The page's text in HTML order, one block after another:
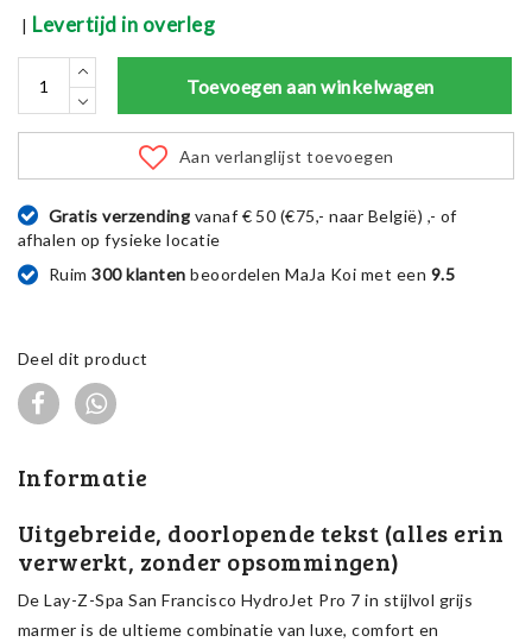
| Levertijd in overleg
Toevoegen aan winkelwagen
Aan verlanglijst toevoegen
Gratis verzending vanaf € 50 (€75,- naar België) ,- of
afhalen op fysieke locatie
Ruim300 klanten beoordelen MaJa Koi met een 9.5
Deel dit product
Informatie
Uitgebreide, doorlopende tekst (alles erin
verwerkt, zonder opsommingen)
De Lay-Z-Spa San Francisco HydroJet Pro 7 in stijlvol grijs
marmer is de ultieme combinatie van luxe, comfort en